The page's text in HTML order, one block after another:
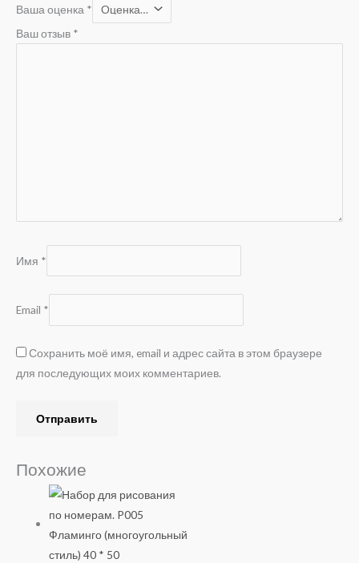
Ваша оценка *
Ваш отзыв *
Имя *
Email *
Сохранить моё имя, email и адрес сайта в этом браузере
для последующих моих комментариев.
Похожие